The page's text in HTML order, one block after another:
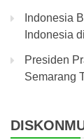
Indonesia
Indonesia
Presiden
Semarang